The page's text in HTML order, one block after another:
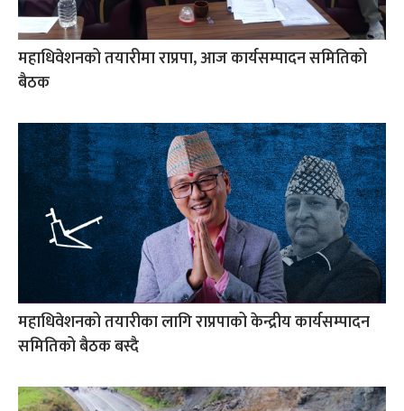
महाधिवेशनको तयारीमा राप्रपा, आज कार्यसम्पादन समितिको
बैठक
महाधिवेशनको तयारीका लागि राप्रपाको केन्द्रीय कार्यसम्पादन
समितिको बैठक बस्दै